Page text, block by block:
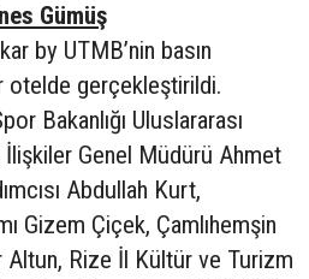
Gümüş
by UTMB’nin basın
otelde gerçekleştirildi.
Bakanlığı Uluslararası
İlişkiler Genel Müdürü Ahmet
Abdullah Kurt,
Gizem Çiçek, Çamlıhemşin
Altun, Rize İl Kültür ve Turizm